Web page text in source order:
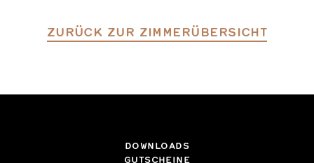
ZURÜCK ZUR ZIMMERÜBERSICHT
DOWNLOADS
GUTSCHEINE